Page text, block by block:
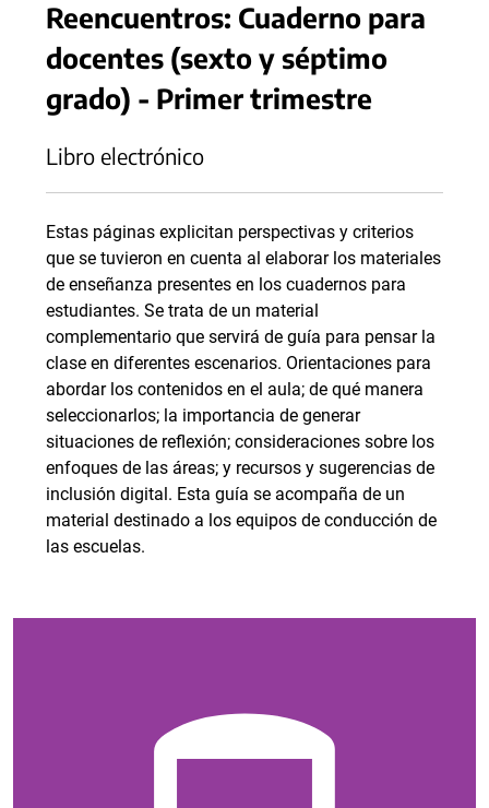
Reencuentros: Cuaderno para
docentes (sexto y séptimo
grado) - Primer trimestre
Libro electrónico
Estas páginas explicitan perspectivas y criterios
que se tuvieron en cuenta al elaborar los materiales
de enseñanza presentes en los cuadernos para
estudiantes. Se trata de un material
complementario que servirá de guía para pensar la
clase en diferentes escenarios. Orientaciones para
abordar los contenidos en el aula; de qué manera
seleccionarlos; la importancia de generar
situaciones de reflexión; consideraciones sobre los
enfoques de las áreas; y recursos y sugerencias de
inclusión digital. Esta guía se acompaña de un
material destinado a los equipos de conducción de
las escuelas.